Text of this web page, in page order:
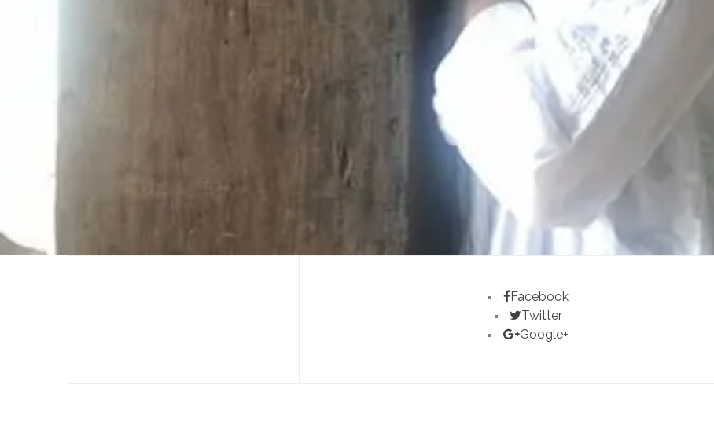
Facebook
Twitter
Google+